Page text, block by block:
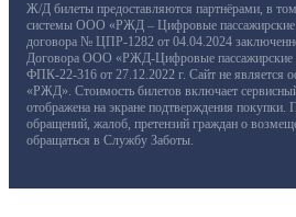
Ж/Д билеты предоставляются партнёрами, в
системы ООО «РЖД – Цифровые пассажирские
договора № ЦПР-1282 от 04.04.2024
Договора ООО «РЖД-Цифровые
ФПК-22-316 от 27.12.2022 г. Сайт не является
«РЖД». Стоимость билетов включает
отображена на экране подтверждения покупки.
обращений, жалоб, претензий граждан о
обращаться в Службу Заботы.